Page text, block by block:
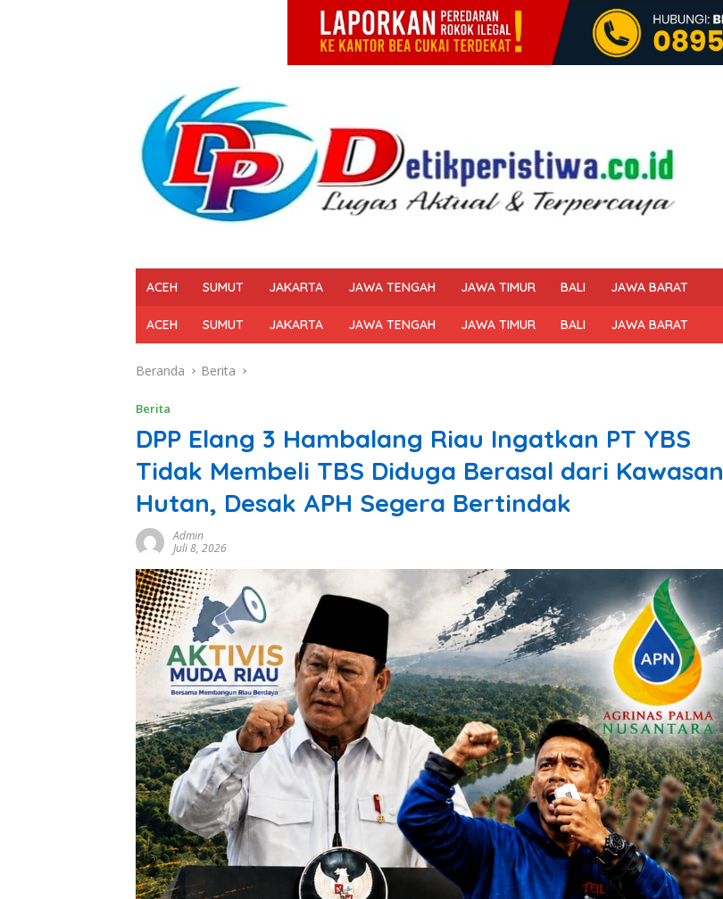
ACEH SUMUT JAKARTA JAWA TENGAH JAWA TIMUR BALI JAWA BARAT
ACEH SUMUT JAKARTA JAWA TENGAH JAWA TIMUR BALI JAWA BARAT
Beranda Berita
Berita
DPP Elang 3 Hambalang Riau Ingatkan PT YBS
Tidak Membeli TBS Diduga Berasal dari Kawasan
Hutan, Desak APH Segera Bertindak
Admin
Juli 8, 2026